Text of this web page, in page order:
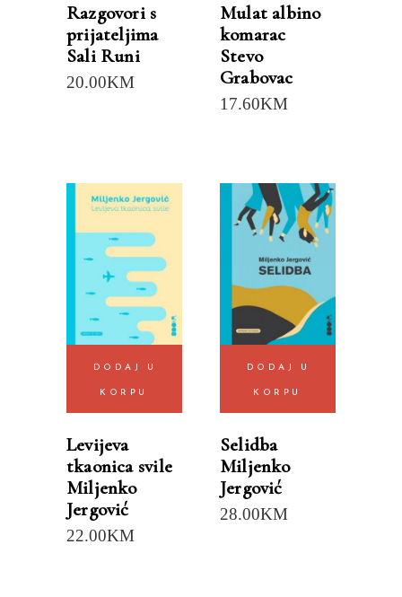
Razgovori s
prijateljima
Sali Runi
20.00KM
Mulat albino
komarac
Stevo
Grabovac
17.60KM
DODAJ U
KORPU
Levijeva
tkaonica svile
Miljenko
Jergović
22.00KM
DODAJ U
KORPU
Selidba
Miljenko
Jergović
28.00KM